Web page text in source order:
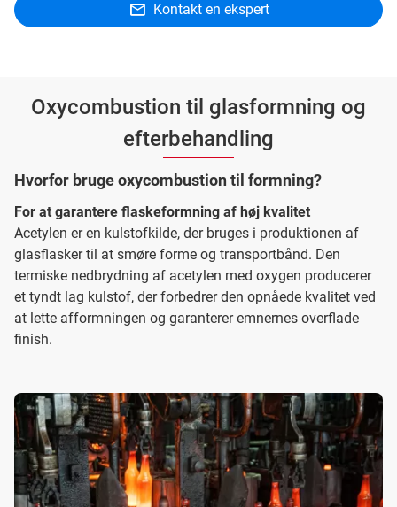
Kontakt en ekspert
Oxycombustion til glasformning og
efterbehandling
Hvorfor bruge oxycombustion til formning?
For at garantere flaskeformning af høj kvalitet
Acetylen er en kulstofkilde, der bruges i produktionen af
glasflasker til at smøre forme og transportbånd. Den
termiske nedbrydning af acetylen med oxygen producerer
et tyndt lag kulstof, der forbedrer den opnåede kvalitet ved
at lette afformningen og garanterer emnernes overflade
finish.